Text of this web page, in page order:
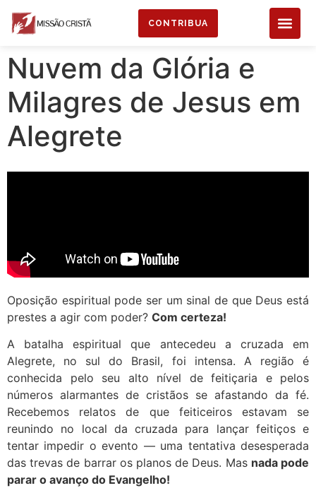
CONTRIBUA
Nuvem da Glória e
Milagres de Jesus em
Alegrete
Oposição espiritual pode ser um sinal de que Deus está
prestes a agir com poder? Com certeza!
A batalha espiritual que antecedeu a cruzada em
Alegrete, no sul do Brasil, foi intensa. A região é
conhecida pelo seu alto nível de feitiçaria e pelos
números alarmantes de cristãos se afastando da fé.
Recebemos relatos de que feiticeiros estavam se
reunindo no local da cruzada para lançar feitiços e
tentar impedir o evento — uma tentativa desesperada
das trevas de barrar os planos de Deus. Mas nada pode
parar o avanço do Evangelho!